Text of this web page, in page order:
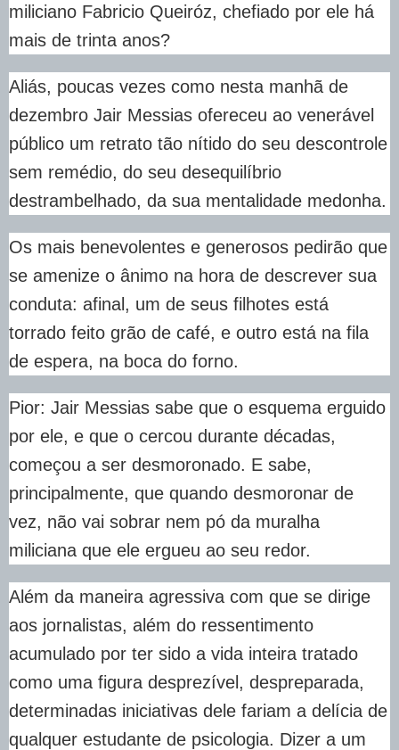
miliciano Fabricio Queiróz, chefiado por ele há
mais de trinta anos?
Aliás, poucas vezes como nesta manhã de
dezembro Jair Messias ofereceu ao venerável
público um retrato tão nítido do seu descontrole
sem remédio, do seu desequilíbrio
destrambelhado, da sua mentalidade medonha.
Os mais benevolentes e generosos pedirão que
se amenize o ânimo na hora de descrever sua
conduta: afinal, um de seus filhotes está
torrado feito grão de café, e outro está na fila
de espera, na boca do forno.
Pior: Jair Messias sabe que o esquema erguido
por ele, e que o cercou durante décadas,
começou a ser desmoronado. E sabe,
principalmente, que quando desmoronar de
vez, não vai sobrar nem pó da muralha
miliciana que ele ergueu ao seu redor.
Além da maneira agressiva com que se dirige
aos jornalistas, além do ressentimento
acumulado por ter sido a vida inteira tratado
como uma figura desprezível, despreparada,
determinadas iniciativas dele fariam a delícia de
qualquer estudante de psicologia. Dizer a um